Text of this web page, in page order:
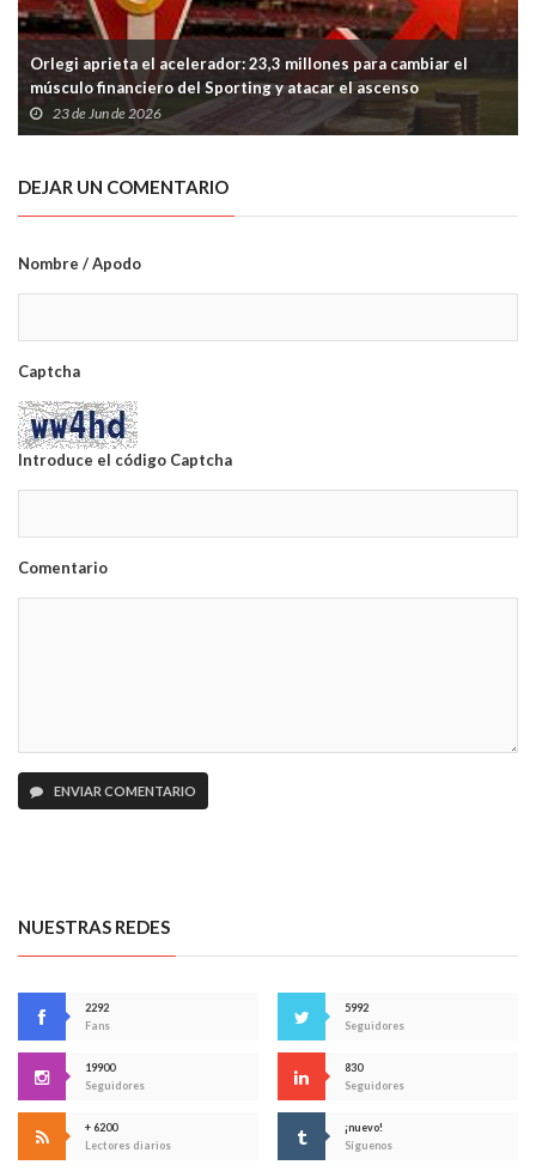
Orlegi aprieta el acelerador: 23,3 millones para cambiar el
músculo financiero del Sporting y atacar el ascenso
23 de Jun de 2026
DEJAR UN COMENTARIO
Nombre / Apodo
Captcha
Introduce el código Captcha
Comentario
ENVIAR COMENTARIO
NUESTRAS REDES
2292
Fans
5992
Seguidores
19900
Seguidores
830
Seguidores
+ 6200
Lectores diarios
¡nuevo!
Síguenos